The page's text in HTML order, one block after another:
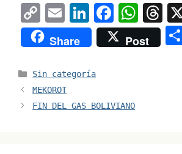
C
o
p
y
Li
n
E
m
ai
l
Li
n
k
e
n
F
a
c
o
W
h
at
T
hr
e
Share Post
Categorías
Sin categoría
MEKOROT
FIN DEL GAS BOLIVIANO